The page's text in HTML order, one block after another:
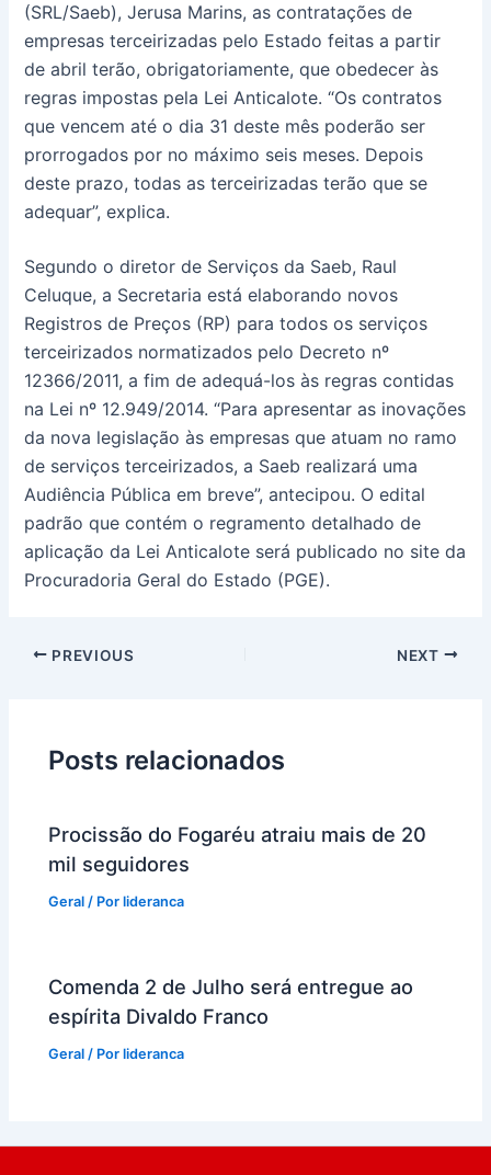
(SRL/Saeb), Jerusa Marins, as contratações de
empresas terceirizadas pelo Estado feitas a partir
de abril terão, obrigatoriamente, que obedecer às
regras impostas pela Lei Anticalote. “Os contratos
que vencem até o dia 31 deste mês poderão ser
prorrogados por no máximo seis meses. Depois
deste prazo, todas as terceirizadas terão que se
adequar”, explica.
Segundo o diretor de Serviços da Saeb, Raul
Celuque, a Secretaria está elaborando novos
Registros de Preços (RP) para todos os serviços
terceirizados normatizados pelo Decreto nº
12366/2011, a fim de adequá-los às regras contidas
na Lei nº 12.949/2014. “Para apresentar as inovações
da nova legislação às empresas que atuam no ramo
de serviços terceirizados, a Saeb realizará uma
Audiência Pública em breve”, antecipou. O edital
padrão que contém o regramento detalhado de
aplicação da Lei Anticalote será publicado no site da
Procuradoria Geral do Estado (PGE).
PREVIOUS NEXT
Posts relacionados
Procissão do Fogaréu atraiu mais de 20
mil seguidores
Geral / Porlideranca
Comenda 2 de Julho será entregue ao
espírita Divaldo Franco
Geral / Porlideranca